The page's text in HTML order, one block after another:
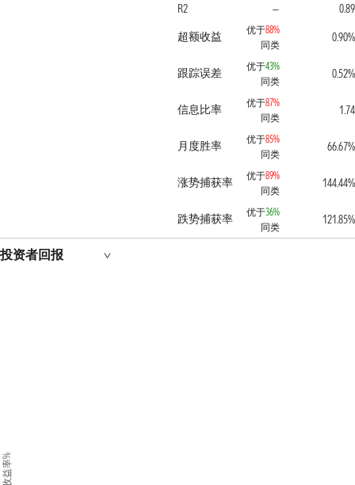
R2
—
0.89
超额收益
优于88%
同类
0.90%
跟踪误差 优于43%
同类
0.52%
信息比率 优于87%
同类
1.74
月度胜率 优于85%
同类
66.67%
涨势捕获率 优于89%
同类
144.44%
跌势捕获率 优于36%
同类
121.85%
投资者回报
收益率%